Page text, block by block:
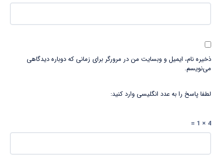
ذخیره نام، ایمیل و وبسایت من در مرورگر برای زمانی که دوباره دیدگاهی
می‌نویسم.
لطفا پاسخ را به عدد انگلیسی وارد کنید:
4 × 1 =